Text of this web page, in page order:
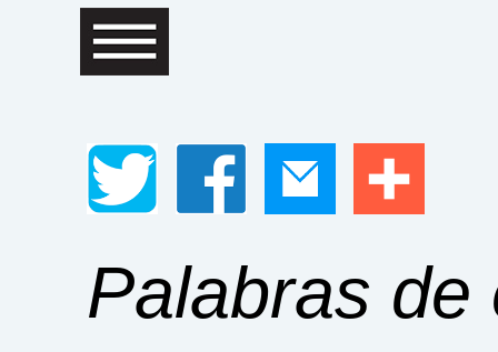
Palabras de